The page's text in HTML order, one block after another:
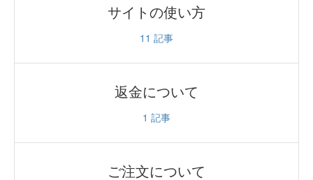
サイトの使い方
11 記事
返金について
1 記事
ご注文について